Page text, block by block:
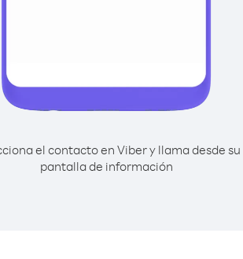
el contacto en Viber y llama desde su
pantalla de información